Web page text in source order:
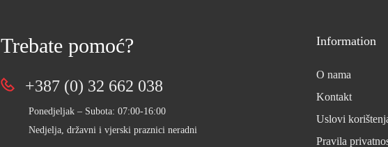
Trebate pomoć?
+387 (0) 32 662 038
Ponedjeljak – Subota: 07:00-16:00
Nedjelja, državni i vjerski praznici neradni
Information
O nama
Kontakt
Uslovi
Pravila